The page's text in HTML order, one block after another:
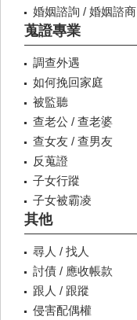
婚姻諮詢 / 婚姻諮商
蒐證專業
調查外遇
如何挽回家庭
被監聽
查老公 / 查老婆
查女友 / 查男友
反蒐證
子女行蹤
子女被霸凌
其他
尋人 / 找人
討債 / 應收帳款
跟人 / 跟蹤
侵害配偶權